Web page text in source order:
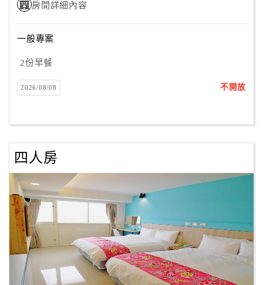
訂
Q&A
國
旅
訂
房
請
款
收
據
合
提
房間詳細內容
一般專案
2份早餐
2026/08/08 不開放
四人房